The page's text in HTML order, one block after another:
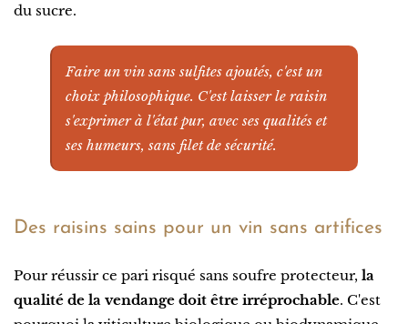
du sucre.
Faire un vin sans sulfites ajoutés, c'est un
choix philosophique. C'est laisser le raisin
s'exprimer à l'état pur, avec ses qualités et
ses humeurs, sans filet de sécurité.
Des raisins sains pour un vin sans artifices
Pour réussir ce pari risqué sans soufre protecteur, la
qualité de la vendange doit être irréprochable. C'est